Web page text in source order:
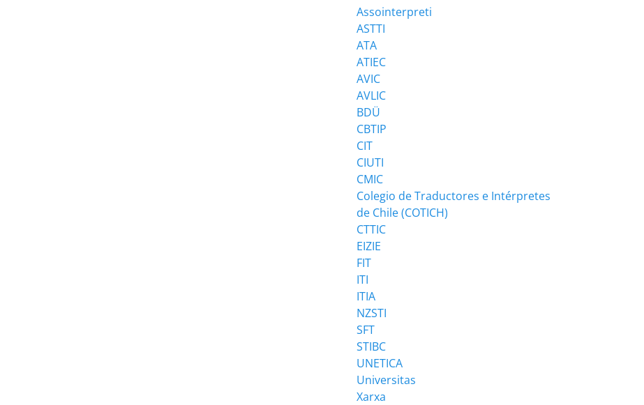
Assointerpreti
ASTTI
ATA
ATIEC
AVIC
AVLIC
BDÜ
CBTIP
CIT
CIUTI
CMIC
Colegio de Traductores e Intérpretes
de Chile (COTICH)
CTTIC
EIZIE
FIT
ITI
ITIA
NZSTI
SFT
STIBC
UNETICA
Universitas
Xarxa